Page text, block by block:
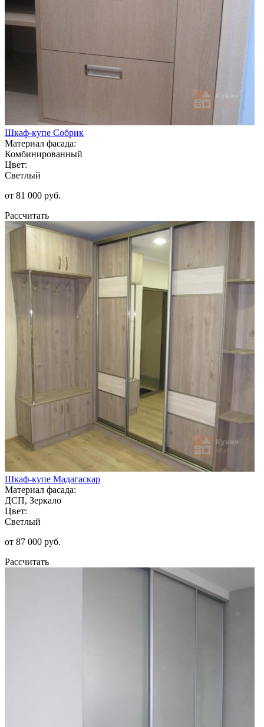
Шкаф-купе Собрик
Материал фасада:
Комбинированный
Цвет:
Светлый
от 81 000 руб.
Рассчитать
Шкаф-купе Мадагаскар
Материал фасада:
ДСП, Зеркало
Цвет:
Светлый
от 87 000 руб.
Рассчитать